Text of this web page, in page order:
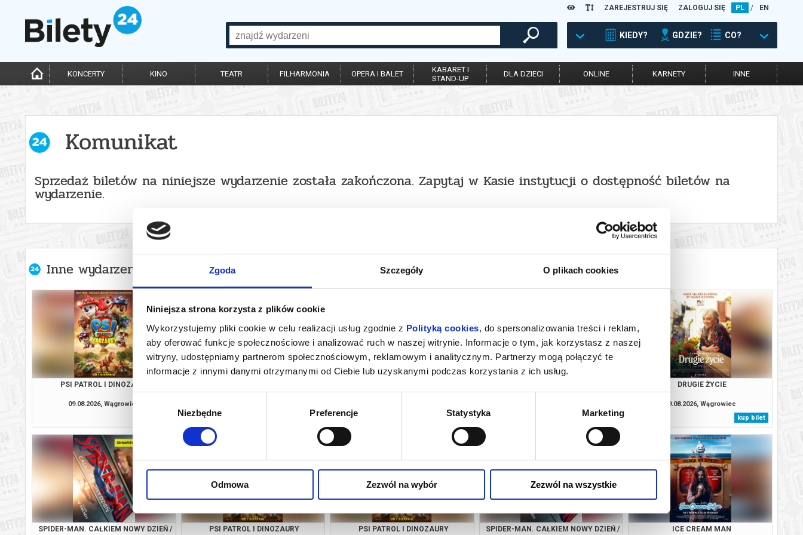
Zgoda Szczegóły O plikach cookies
Niniejsza strona korzysta z plików cookie
Wykorzystujemy pliki cookie w celu realizacji usług zgodnie z Polityką cookies, do spersonalizowania treści i reklam,
aby oferować funkcje społecznościowe i analizować ruch w naszej witrynie. Informacje o tym, jak korzystasz z naszej
witryny, udostępniamy partnerom społecznościowym, reklamowym i analitycznym. Partnerzy mogą połączyć te
informacje z innymi danymi otrzymanymi od Ciebie lub uzyskanymi podczas korzystania z ich usług.
Niezbędne Preferencje Statystyka Marketing
Odmowa Zezwól na wybór Zezwól na wszystkie
ZAREJESTRUJ SIĘ ZALOGUJ SIĘ PL / EN
KIEDY? GDZIE? CO?
KONCERTY KINO TEATR FILHARMONIA OPERA I BALET
KABARET I
STAND-UP
DLA DZIECI ONLINE KARNETY INNE
Komunikat
Sprzedaż biletów na niniejsze wydarzenie została zakończona. Zapytaj w Kasie instytucji o dostępność biletów na
wydarzenie.
Inne wydarzenia organizatora
PSI PATROL I DINOZAURY
09.08.2026, Wągrowiec
kup bilet
3D DUB
kup bilet
kup bilet
DRUGIE ŻYCIE
09.08.2026, Wągrowiec
kup bilet
SPIDER-MAN. CAŁKIEM NOWY DZIEŃ /
PSI PATROL I DINOZAURY PSI PATROL I DINOZAURY
SPIDER-MAN. CAŁKIEM NOWY DZIEŃ /
ICE CREAM MAN